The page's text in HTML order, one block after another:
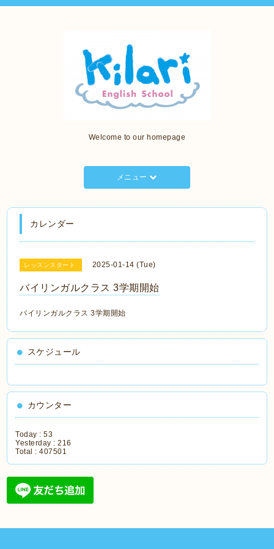
Welcome to our homepage
メニュー
カレンダー
レッスンスタート 2025-01-14 (Tue)
バイリンガルクラス 3学期開始
バイリンガルクラス 3学期開始
スケジュール
カウンター
Today :53
Yesterday :216
Total :407501